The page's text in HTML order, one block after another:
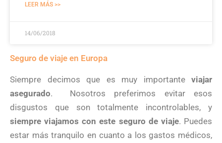
LEER MÁS >>
14/06/2018
Seguro de viaje en Europa
Siempre decimos que es muy importante viajar
asegurado. Nosotros preferimos evitar esos
disgustos que son totalmente incontrolables, y
siempre viajamos con este seguro de viaje. Puedes
estar más tranquilo en cuanto a los gastos médicos,